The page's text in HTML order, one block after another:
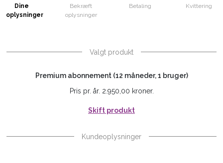
Dine
oplysninger
Bekræft
oplysninger
Betaling Kvittering
Valgt produkt
Premium abonnement (12 måneder, 1 bruger)
Pris pr. år. 2.950,00 kroner.
Skift produkt
Kundeoplysninger